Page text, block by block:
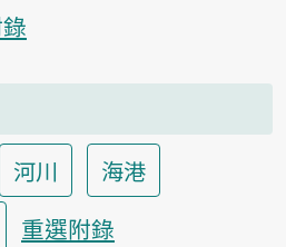
河川
海港
重選附錄